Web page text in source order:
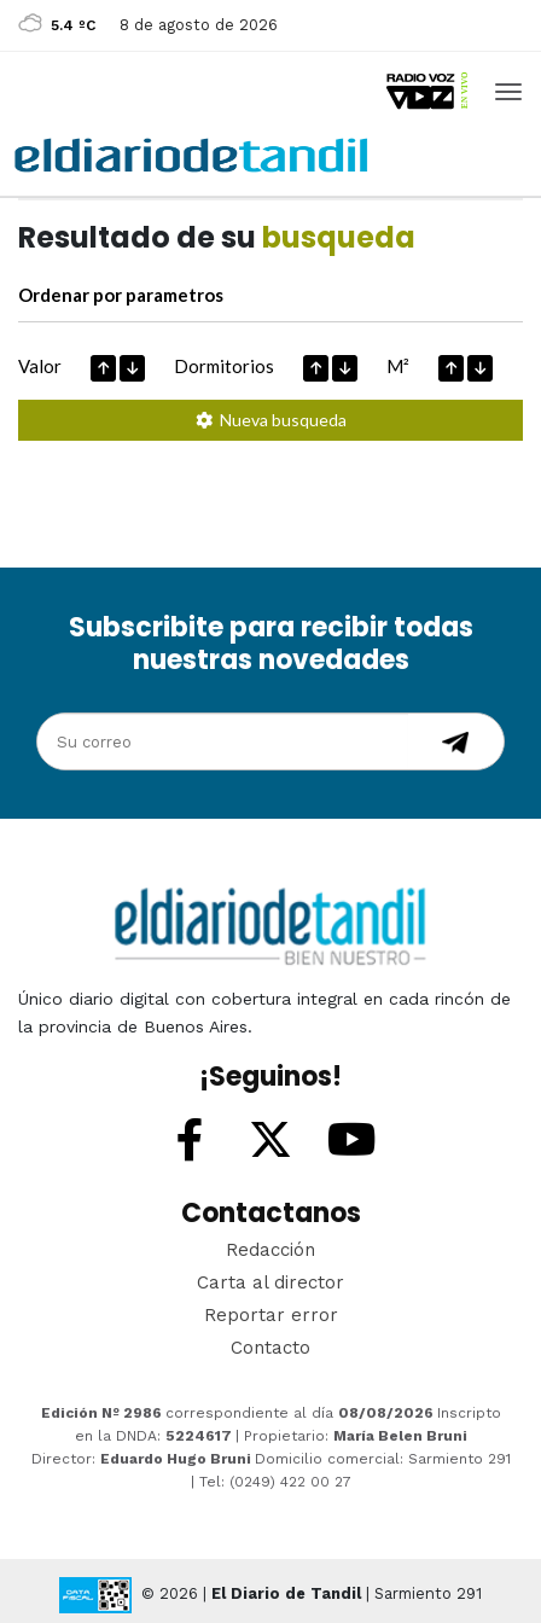
5.4 ºC 8 de agosto de 2026
Resultado de su busqueda
Ordenar por parametros
Valor Dormitorios M²
Nueva busqueda
Subscribite para recibir todas
nuestras novedades
Único diario digital con cobertura integral en cada rincón de
la provincia de Buenos Aires.
¡Seguinos!
Contactanos
Redacción
Carta al director
Reportar error
Contacto
Edición Nº 2986 correspondiente al día 08/08/2026 Inscripto
en la DNDA: 5224617 | Propietario: María Belen Bruni
Director: Eduardo Hugo Bruni Domicilio comercial: Sarmiento 291
| Tel: (0249) 422 00 27
© 2026 | El Diario de Tandil| Sarmiento 291